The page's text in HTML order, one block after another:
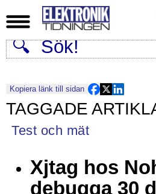
Kopiera länk till sidan
Test och mät
Xjtag hos
debugga 30